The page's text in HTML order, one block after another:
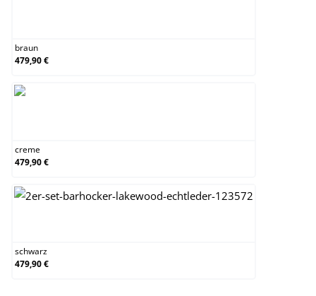
braun
479,90 €
creme
479,90 €
schwarz
479,90 €